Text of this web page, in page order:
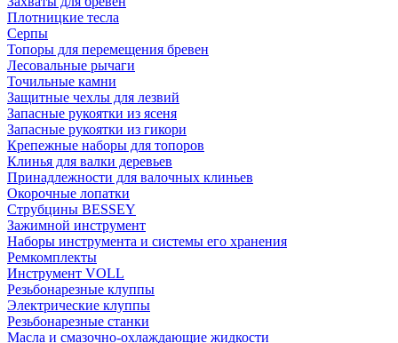
Плотницкие тесла
Серпы
Топоры для перемещения бревен
Лесовальные рычаги
Точильные камни
Защитные чехлы для лезвий
Запасные рукоятки из ясеня
Запасные рукоятки из гикори
Крепежные наборы для топоров
Клинья для валки деревьев
Принадлежности для валочных клиньев
Окорочные лопатки
Струбцины BESSEY
Зажимной инструмент
Наборы инструмента и системы его хранения
Ремкомплекты
Инструмент VOLL
Резьбонарезные клуппы
Электрические клуппы
Резьбонарезные станки
Масла и смазочно-охлаждающие жидкости